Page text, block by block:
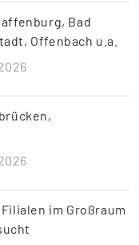
Bad
Offenbach u.a.
im Großraum